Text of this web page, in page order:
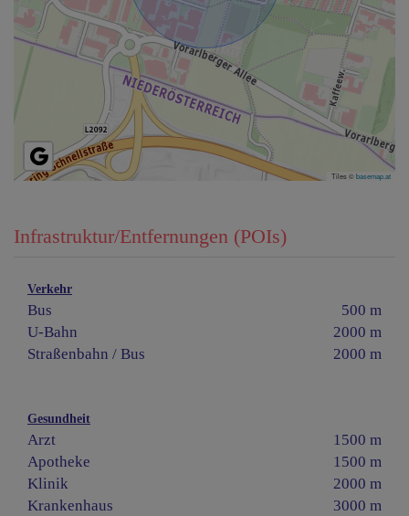
Tiles ©basemap.at
Infrastruktur/Entfernungen (POIs)
Verkehr
Bus
500 m
U-Bahn
2000 m
Straßenbahn / Bus
2000 m
Gesundheit
Arzt
1500 m
Apotheke
1500 m
Klinik
2000 m
Krankenhaus
3000 m